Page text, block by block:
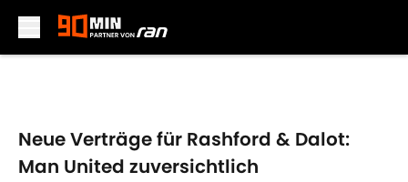
Neue Verträge für Rashford & Dalot:
Man United zuversichtlich